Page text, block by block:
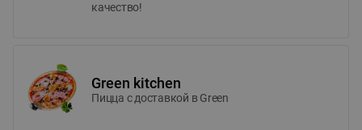
качество!
Green kitchen
Пицца c доставкой в Green